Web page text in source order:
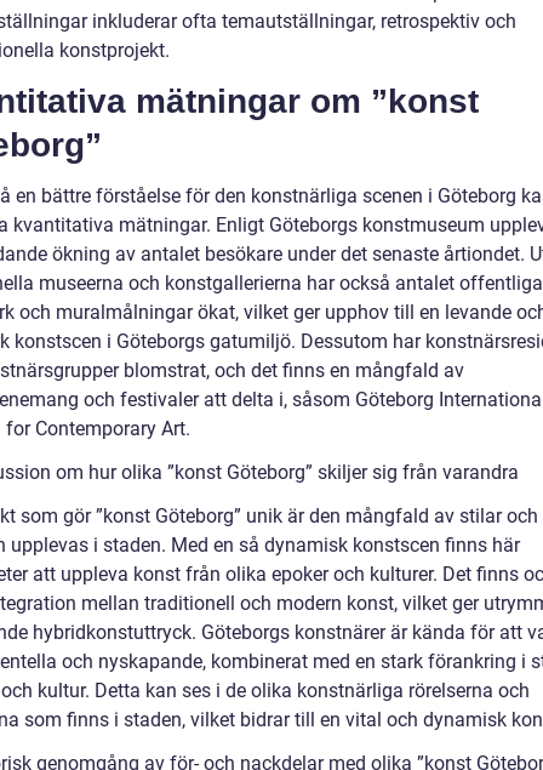
inkluderar ofta temautställningar, retrospektiv och
konstprojekt.
mätningar om ”konst
en bättre förståelse för den konstnärliga scenen i Göteborg
kvantitativa mätningar. Enligt Göteborgs konstmuseum
ökning av antalet besökare under det senaste årtiondet.
museerna och konstgallerierna har också antalet offentliga
och muralmålningar ökat, vilket ger upphov till en levande
konstscen i Göteborgs gatumiljö. Dessutom har
blomstrat, och det finns en mångfald av
och festivaler att delta i, såsom Göteborg
for Contemporary Art.
om hur olika ”konst Göteborg” skiljer sig från varandra
som gör ”konst Göteborg” unik är den mångfald av stilar
upplevas i staden. Med en så dynamisk konstscen finns här
att uppleva konst från olika epoker och kulturer. Det finns
mellan traditionell och modern konst, vilket ger
hybridkonstuttryck. Göteborgs konstnärer är kända för att
och nyskapande, kombinerat med en stark förankring i
kultur. Detta kan ses i de olika konstnärliga rörelserna och
som finns i staden, vilket bidrar till en vital och dynamisk
genomgång av för- och nackdelar med olika ”konst